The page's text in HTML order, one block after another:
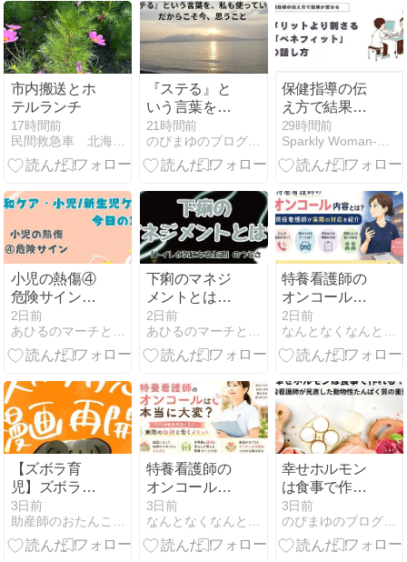
市内搬送とホ
テルランチ
17時間前
民間救急車 北海道介護救急サービス
『ステる』と
いう言葉を、
私も使ってい
た。だからこ
そ今、思うこ
21時間前
のぴまゆのブログ 電子書籍×アラ還ナースの副業チャレンジ
保健指導の伝
え方で結果が
変わる｜メリ
ットより刺さ
る「ベネフィ
方
29時間前
Sparkly Woman-産業保健師&看護師転職-
小児の熱傷④
危険サイン｜
今日の1問（4
択）
2日前
あひるのマーチと感情のゴミ箱
下痢のマネジ
メントとは？
｜「トイレが
気になる生
活」のつらさ
2日前
あひるのマーチと感情のゴミ箱
特養看護師の
オンコール内
容とは？現役
看護師が実際
の対応を紹介
2日前
なんとなくなんとかなるナース
【ズボラ育
児】ズボラ育
児漫画再開
3日前
助産師のおたんこ学級
特養看護師の
オンコールは
本当に大変？
現役特養看護
師が伝える実
3日前
なんとなくなんとかなるナース
幸せホルモン
は食事で作れ
る？現役看護
師が見直した
動物性たんぱ
3日前
のぴまゆのブログ 電子書籍×アラ還ナースの副業チャレンジ